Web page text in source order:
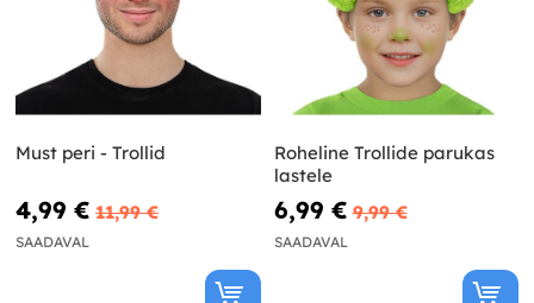
Must peri - Trollid
4,99 € 11,99 €
SAADAVAL
Roheline Trollide parukas
lastele
6,99 € 9,99 €
SAADAVAL